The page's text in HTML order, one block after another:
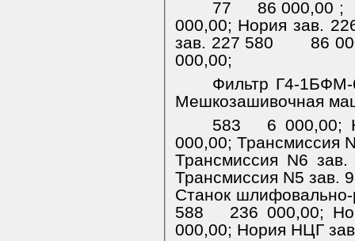
77
86 000,00 ;
000,00; Нория зав.
зав. 227 580
86
000,00;
Фильтр Г4-1БФМ-
Мешкозашивочная
583
6 000,00;
000,00; Трансмиссия
Трансмиссия N6 зав.
Трансмиссия N5 зав.
Станок
588
236 000,00;
000,00; Нория НЦГ